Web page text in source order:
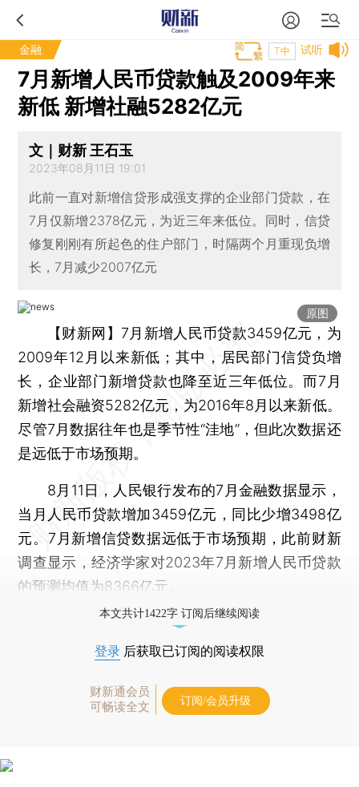
金融 试听
T中
7月新增人民币贷款触及2009年来
新低 新增社融5282亿元
文｜财新 王石玉
2023年08月11日 19:01
此前一直对新增信贷形成强支撑的企业部门贷款，在
7月仅新增2378亿元，为近三年来低位。同时，信贷
修复刚刚有所起色的住户部门，时隔两个月重现负增
长，7月减少2007亿元
原图
【财新网】 7月新增人民币贷款3459亿元，为
2009年12月以来新低；其中，居民部门信贷负增
长，企业部门新增贷款也降至近三年低位。而7月
新增社会融资5282亿元，为2016年8月以来新低。
尽管7月数据往年也是季节性“洼地”，但此次数据还
是远低于市场预期。
8月11日，人民银行发布的7月金融数据显示，
当月人民币贷款增加3459亿元，同比少增3498亿
元。7月新增信贷数据远低于市场预期，此前财新
调查显示，经济学家对2023年7月新增人民币贷款
的预测均值为8366亿元。
本文共计1422字 订阅后继续阅读
登录 后获取已订阅的阅读权限
财新通会员
可畅读全文
订阅/会员升级